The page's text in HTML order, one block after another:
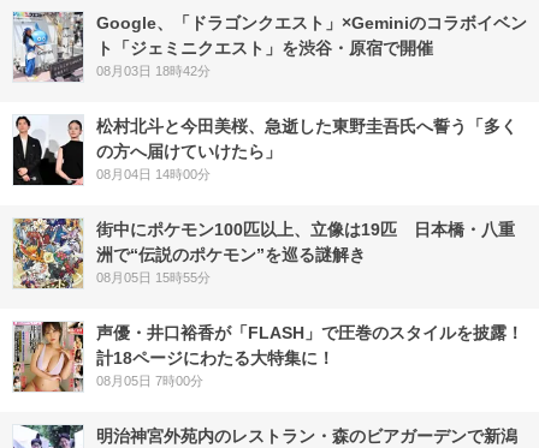
Google、「ドラゴンクエスト」×Geminiのコラボイベン
ト「ジェミニクエスト」を渋谷・原宿で開催
08月03日 18時42分
松村北斗と今田美桜、急逝した東野圭吾氏へ誓う「多く
の方へ届けていけたら」
08月04日 14時00分
街中にポケモン100匹以上、立像は19匹 日本橋・八重
洲で“伝説のポケモン”を巡る謎解き
08月05日 15時55分
声優・井口裕香が「FLASH」で圧巻のスタイルを披露！
計18ページにわたる大特集に！
08月05日 7時00分
明治神宮外苑内のレストラン・森のビアガーデンで新潟